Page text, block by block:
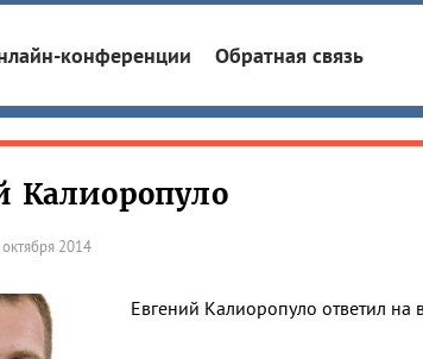
конференции Обратная связь
Калиоропуло
2014
Евгений Калиоропуло ответил на